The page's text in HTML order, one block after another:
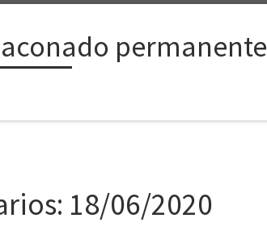
permanente
18/06/2020